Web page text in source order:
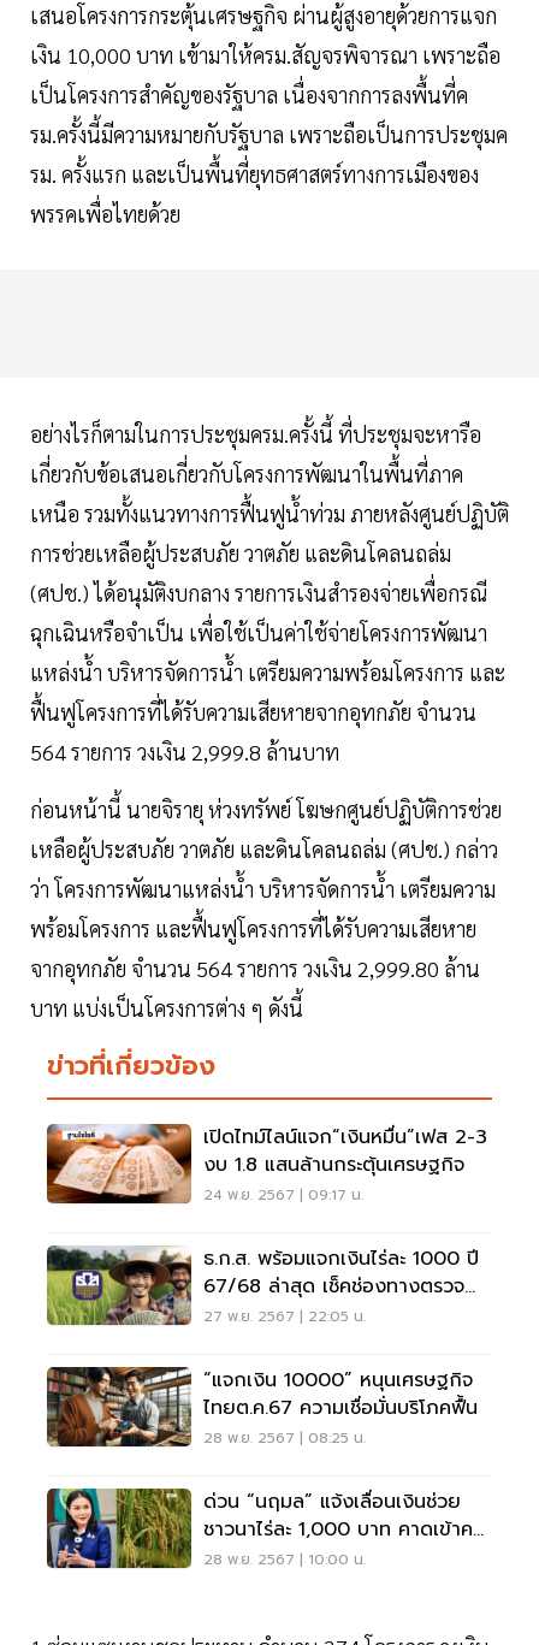
เสนอโครงการกระตุ้นเศรษฐกิจ ผ่านผู้สูงอายุด้วยการแจก
เงิน 10,000 บาท เข้ามาให้ครม.สัญจรพิจารณา เพราะถือ
เป็นโครงการสำคัญของรัฐบาล เนื่องจากการลงพื้นที่ค
รม.ครั้งนี้มีความหมายกับรัฐบาล เพราะถือเป็นการประชุมค
รม. ครั้งแรก และเป็นพื้นที่ยุทธศาสตร์ทางการเมืองของ
พรรคเพื่อไทยด้วย
อย่างไรก็ตามในการประชุมครม.ครั้งนี้ ที่ประชุมจะหารือ
เกี่ยวกับข้อเสนอเกี่ยวกับโครงการพัฒนาในพื้นที่ภาค
เหนือ รวมทั้งแนวทางการฟื้นฟูน้ำท่วม ภายหลังศูนย์ปฏิบัติ
การช่วยเหลือผู้ประสบภัย วาตภัย และดินโคลนถล่ม
(ศปช.) ได้อนุมัติงบกลาง รายการเงินสำรองจ่ายเพื่อกรณี
ฉุกเฉินหรือจำเป็น เพื่อใช้เป็นค่าใช้จ่ายโครงการพัฒนา
แหล่งน้ำ บริหารจัดการน้ำ เตรียมความพร้อมโครงการ และ
ฟื้นฟูโครงการที่ได้รับความเสียหายจากอุทกภัย จำนวน
564 รายการ วงเงิน 2,999.8 ล้านบาท
ก่อนหน้านี้ นายจิรายุ ห่วงทรัพย์ โฆษกศูนย์ปฏิบัติการช่วย
เหลือผู้ประสบภัย วาตภัย และดินโคลนถล่ม (ศปช.) กล่าว
ว่า โครงการพัฒนาแหล่งน้ำ บริหารจัดการน้ำ เตรียมความ
พร้อมโครงการ และฟื้นฟูโครงการที่ได้รับความเสียหาย
จากอุทกภัย จำนวน 564 รายการ วงเงิน 2,999.80 ล้าน
บาท แบ่งเป็นโครงการต่าง ๆ ดังนี้
ข่าวที่เกี่ยวข้อง
เปิดไทม์ไลน์แจก“เงินหมื่น”เฟส 2-3
งบ 1.8 แสนล้านกระตุ้นเศรษฐกิจ
24 พ.ย. 2567 | 09:17 น.
ธ.ก.ส. พร้อมแจกเงินไร่ละ 1000 ปี
67/68 ล่าสุด เช็คช่องทางตรวจ
สอบสิทธิ
27 พ.ย. 2567 | 22:05 น.
“แจกเงิน 10000” หนุนเศรษฐกิจ
ไทยต.ค.67 ความเชื่อมั่นบริโภคฟื้น
28 พ.ย. 2567 | 08:25 น.
ด่วน “นฤมล” แจ้งเลื่อนเงินช่วย
ชาวนาไร่ละ 1,000 บาท คาดเข้าค
รม. 3 ธ.ค.
28 พ.ย. 2567 | 10:00 น.